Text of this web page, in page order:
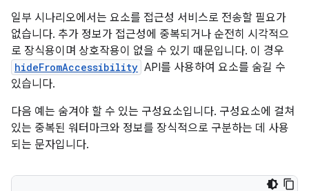
일부 시나리오에서는 요소를 접근성 서비스로 전송할 필요가
없습니다. 추가 정보가 접근성에 중복되거나 순전히 시각적으
로 장식용이며 상호작용이 없을 수 있기 때문입니다. 이 경우
hideFromAccessibility API를 사용하여 요소를 숨길 수
있습니다.
다음 예는 숨겨야 할 수 있는 구성요소입니다. 구성요소에 걸쳐
있는 중복된 워터마크와 정보를 장식적으로 구분하는 데 사용
되는 문자입니다.